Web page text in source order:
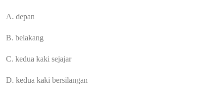
A. depan
B. belakang
C. kedua kaki sejajar
D. kedua kaki bersilangan